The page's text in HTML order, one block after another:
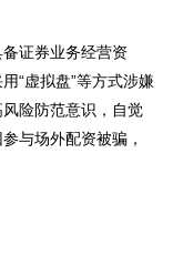
证券业务经营资
“虚拟盘”等方式涉嫌
险防范意识，自觉
与场外配资被骗，